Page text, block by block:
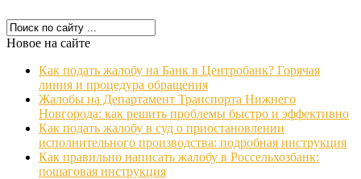
Новое на сайте
Как подать жалобу на Банк в Центробанк? Горячая
линия и процедура обращения
Жалобы на Департамент Транспорта Нижнего
Новгорода: как решить проблемы быстро и эффективно
Как подать жалобу в суд о приостановлении
исполнительного производства: подробная инструкция
Как правильно написать жалобу в Россельхозбанк:
пошаговая инструкция